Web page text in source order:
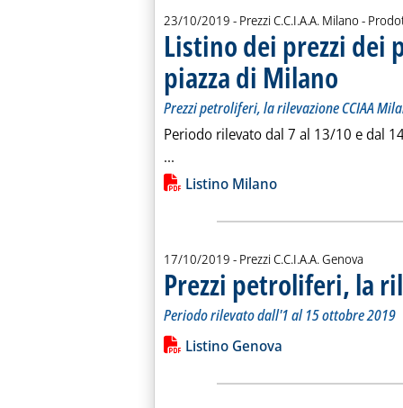
23/10/2019 - Prezzi C.C.I.A.A. Milano -
Listino dei prezzi
piazza di Milano . Sottotitolo:
. Pubblicata
Prezzi petroliferi, la rilevazione CCIAA
Periodo rilevato dal 7 al 13/10 e dal
...
Lista allegati PDF alla notizia
Listino Milano
17/10/2019 - Prezzi C.C.I.A.A. Genova
Prezzi petroliferi, la
Periodo rilevato dall'1 al 15 ottobre 2019
Leggi tutta la notizia: 'Prezzi
Lista allegati PDF alla notizia
Listino Genova